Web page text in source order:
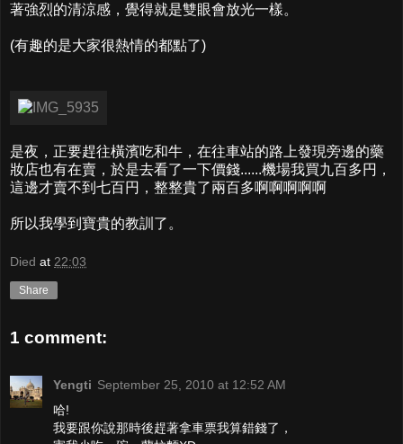
著強烈的清涼感，覺得就是雙眼會放光一樣。
(有趣的是大家很熱情的都點了)
是夜，正要趕往橫濱吃和牛，在往車站的路上發現旁邊的藥
妝店也有在賣，於是去看了一下價錢......機場我買九百多円，
這邊才賣不到七百円，整整貴了兩百多啊啊啊啊啊
所以我學到寶貴的教訓了。
Died at 22:03
Share
1 comment:
Yengti September 25, 2010 at 12:52 AM
哈!
我要跟你說那時後趕著拿車票我算錯錢了，